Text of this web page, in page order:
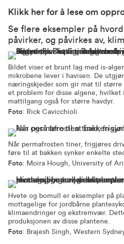
Klikk her for å lese om
Se flere eksempler på
påvirker, og påvirkes av,
Bildet viser et brunt lag med is-
mikrobene lever i havisen. De
næringskjeder som gir mat til større
et problem for disse algene, hvilket
mattilgang også for større havdyr.
Foto: Rick Cavicchioli
Når permafrosten tiner, frigjøres
føre til at bakken synker enkelte
Foto: Moira Hough, University of
Hvete og bomull er eksempler på
mottagelige for jordbårne
klimaendringer og ekstremvær.
produksjonen av disse plantene.
Foto: Brajesh Singh, Western